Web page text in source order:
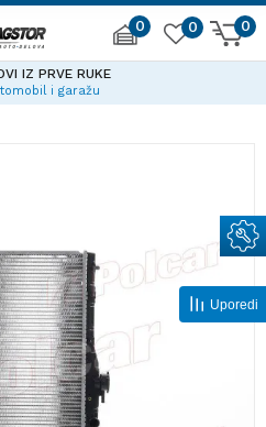
0 0
0
IZ PRVE RUKE
i garažu
Uporedi